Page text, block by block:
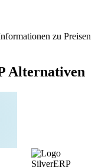
zu Preisen
Alternativen
SilverERP